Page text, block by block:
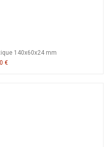
140x60x24 mm
€